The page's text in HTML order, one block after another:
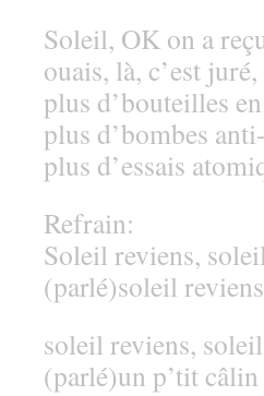
Soleil, OK on a
ouais, là, c’est
plus d’bouteilles
plus d’bombes
plus d’essais
Refrain:
Soleil reviens,
(parlé)soleil
soleil reviens,
(parlé)un p’tit